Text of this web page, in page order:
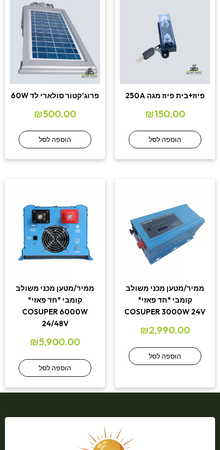
פיוז+בית פיוז מגה 250A
₪150.00
הוספה לסל
פרוג’קטור סולארי לד 60W
₪500.00
הוספה לסל
ממיר/מטען מכני משולב
קומבי *חד פאזי*
COSUPER 3000W 24V
₪2,990.00
הוספה לסל
ממיר/מטען מכני משולב
קומבי *חד פאזי*
COSUPER 6000W
24/48V
₪5,900.00
הוספה לסל